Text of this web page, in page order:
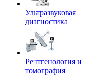
Ультразвуковая
диагностика
Рентгенология и
томография